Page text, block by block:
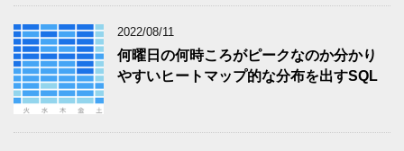
2022/08/11
何曜日の何時ころがピークなのか分かり
やすいヒートマップ的な分布を出すSQL